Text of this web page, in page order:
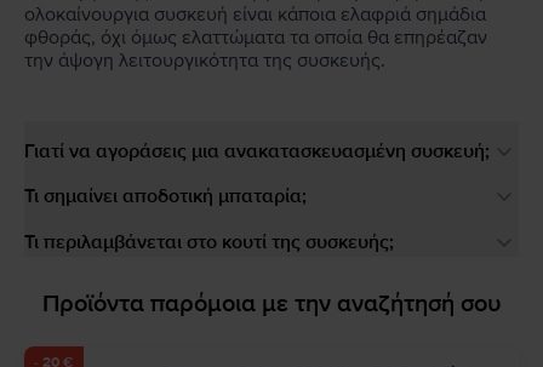
ολοκαίνουργια συσκευή είναι κάποια ελαφριά σημάδια
φθοράς, όχι όμως ελαττώματα τα οποία θα επηρέαζαν
την άψογη λειτουργικότητα της συσκευής.
Γιατί να αγοράσεις μια ανακατασκευασμένη συσκευή;
Τι σημαίνει αποδοτική μπαταρία;
Τι περιλαμβάνεται στο κουτί της συσκευής;
Προϊόντα παρόμοια με την αναζήτησή σου
- 20 €